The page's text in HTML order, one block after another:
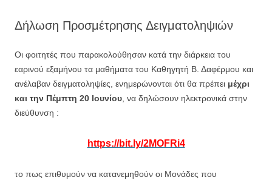
Δήλωση Προσμέτρησης Δειγματοληψιών
Οι φοιτητές που παρακολούθησαν κατά την διάρκεια του
εαρινού εξαμήνου τα μαθήματα του Καθηγητή Β. Δαφέρμου και
ανέλαβαν δειγματοληψίες, ενημερώνονται ότι θα πρέπει μέχρι
και την Πέμπτη 20 Ιουνίου, να δηλώσουν ηλεκτρονικά στην
διεύθυνση :
https://bit.ly/2MOFRi4
το πως επιθυμούν να κατανεμηθούν οι Μονάδες που